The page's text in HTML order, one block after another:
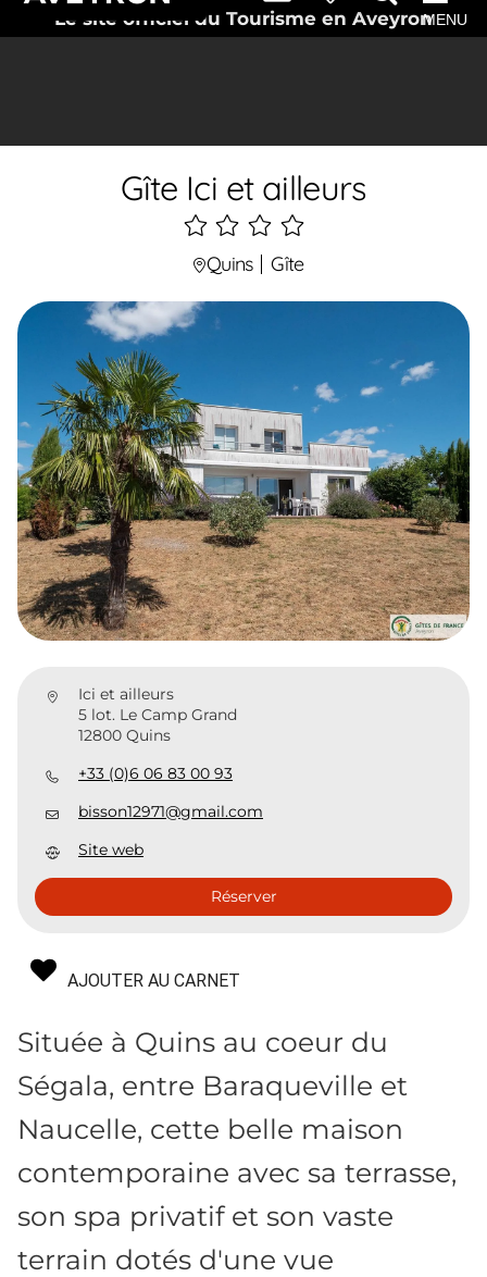
Le site officiel du Tourisme en AveyronMENU
Gîte Ici et ailleurs
4
étoiles
Quins Gîte
Ici et ailleurs
5 lot. Le Camp Grand
12800 Quins
+33 (0)6 06 83 00 93
bisson12971@gmail.com
Site web
Réserver
AJOUTER AU CARNET
Située à Quins au coeur du
Ségala, entre Baraqueville et
Naucelle, cette belle maison
contemporaine avec sa terrasse,
son spa privatif et son vaste
terrain dotés d'une vue